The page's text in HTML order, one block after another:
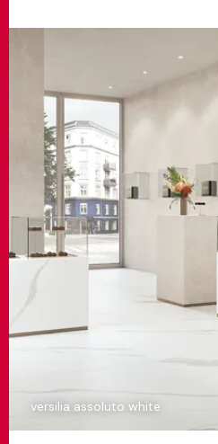
versilia assoluto white